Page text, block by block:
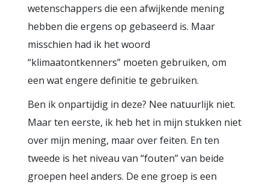
wetenschappers die een afwijkende mening
hebben die ergens op gebaseerd is. Maar
misschien had ik het woord
“klimaatontkenners” moeten gebruiken, om
een wat engere definitie te gebruiken.
Ben ik onpartijdig in deze? Nee natuurlijk niet.
Maar ten eerste, ik heb het in mijn stukken niet
over mijn mening, maar over feiten. En ten
tweede is het niveau van “fouten” van beide
groepen heel anders. De ene groep is een